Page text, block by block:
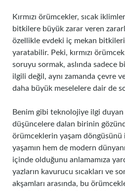
Kırmızı örümcekler, sıcak
bitkilere büyük zarar veren
özellikle evdeki iç mekan
yaratabilir. Peki, kırmızı
soruyu sormak, aslında sadece
ilgili değil, aynı zamanda çevre
daha büyük meselelere dair de
Benim gibi teknolojiye ilgi
düşüncelere dalan birinin
örümceklerin yaşam döngüsünü
yaşamın hem de modern
içinde olduğunu anlamamıza
yazların kavurucu sıcakları ve
akşamları arasında, bu